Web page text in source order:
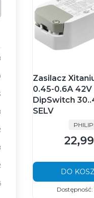
Zasilacz
0.45-0.6A 42V
DipSwitch
SELV
Cena
DO
Dostępność: